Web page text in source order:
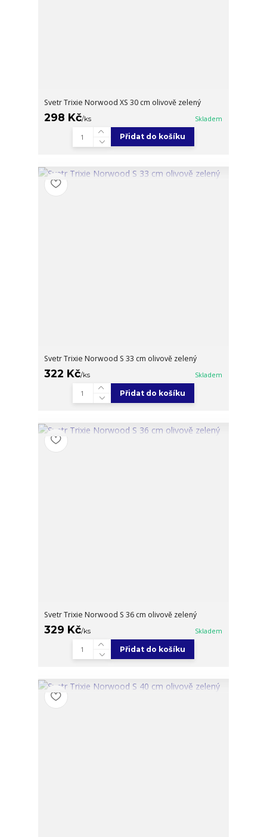
Svetr Trixie Norwood XS 30 cm olivově zelený
298 Kč/ks Skladem
Přidat do košíku
Svetr Trixie Norwood S 33 cm olivově zelený
322 Kč/ks Skladem
Přidat do košíku
Svetr Trixie Norwood S 36 cm olivově zelený
329 Kč/ks Skladem
Přidat do košíku